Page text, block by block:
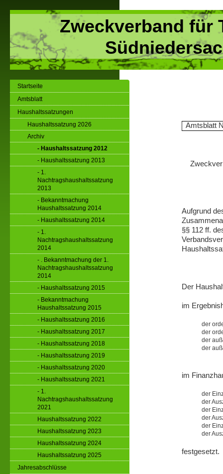
Zweckverband für
Amtsblatt
Aufgrund
§§ 112 ff.
Der
im
der
der
der
der
im
der
der
der
der
der
der
festgesetzt.
Startseite
Amtsblatt
Haushaltssatzungen
Haushaltssatzung 2026
Archiv
- Haushaltssatzung 2012
- Haushaltssatzung 2013
- 1.
Nachtragshaushaltssatzung
2013
- Bekanntmachung
Haushaltssatzung 2014
- Haushaltssatzung 2014
- 1.
Nachtragshaushaltssatzung
2014
- . Bekanntmachung der 1.
Nachtragshaushaltssatzung
2014
- Haushaltssatzung 2015
- Bekanntmachung
Haushaltssatzung 2015
- Haushaltssatzung 2016
- Haushaltssatzung 2017
- Haushaltssatzung 2018
- Haushaltssatzung 2019
- Haushaltssatzung 2020
- Haushaltssatzung 2021
- 1.
Nachtragshaushaltssatzung
2021
Haushaltssatzung 2022
Haushaltssatzung 2023
Haushaltssatzung 2024
Haushaltssatzung 2025
Jahresabschlüsse